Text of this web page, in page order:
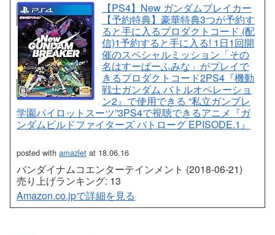
【PS4】New ガンダムブレイカー
【予約特典】豪華特典3つが予約す
ると手に入るプロダクトコード (配
信)1予約すると手に入る! 1日1回開
催のスペシャルミッション「その
名はすーぱーふみな」がプレイで
きるプロダクトコード2PS4『機動
戦士ガンダム バトルオペレーショ
ン2』で使用できる “私立ガンブレ
学園パイロットスーツ”3PS4で視聴できるアニメ『ガ
ンダムビルドファイターズ バトローグ EPISODE.1』
posted with amazlet at 18.06.16
バンダイナムコエンターテインメント (2018-06-21)
売り上げランキング: 13
Amazon.co.jpで詳細を見る